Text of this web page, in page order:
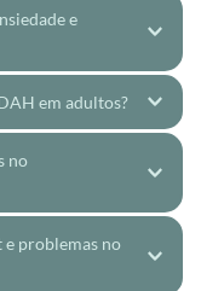
e
para tratar
ao
nos
em adultos?
de foco,
de não
haver sinais de
quanto no
no
casais que
problemas no